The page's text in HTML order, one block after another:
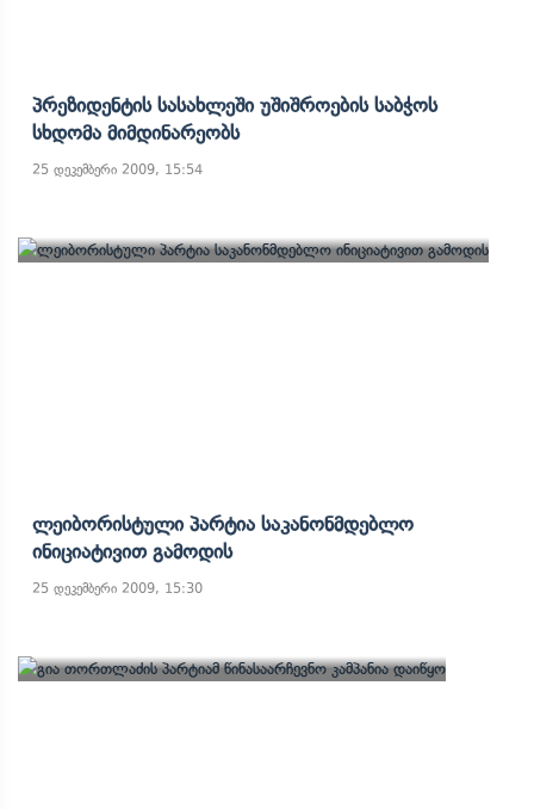
Პრეზიდენტის Სასახლეში Უშიშროების Საბჭოს
Სხდომა Მიმდინარეობს
25 დეკემბერი 2009, 15:54
Ლეიბორისტული Პარტია Საკანონმდებლო
Ინიციატივით Გამოდის
25 დეკემბერი 2009, 15:30